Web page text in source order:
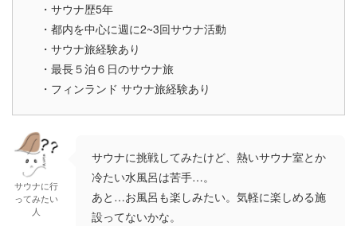
・サウナ歴5年
・都内を中心に週に2~3回サウナ活動
・サウナ旅経験あり
・最長５泊６日のサウナ旅
・フィンランド サウナ旅経験あり
サウナに行
ってみたい
人
サウナに挑戦してみたけど、熱いサウナ室とか
冷たい水風呂は苦手…。
あと…お風呂も楽しみたい。気軽に楽しめる施
設ってないかな。